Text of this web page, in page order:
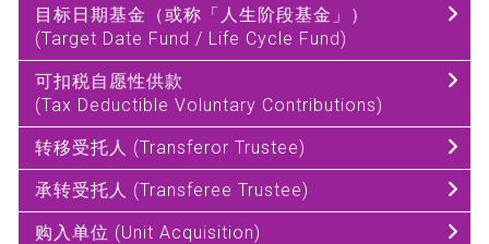
目标日期基金（或称「人生阶段基金」）
(Target Date Fund / Life Cycle Fund)
可扣税自愿性供款
(Tax Deductible Voluntary Contributions)
转移受托人 (Transferor Trustee)
承转受托人 (Transferee Trustee)
购入单位 (Unit Acquisition)